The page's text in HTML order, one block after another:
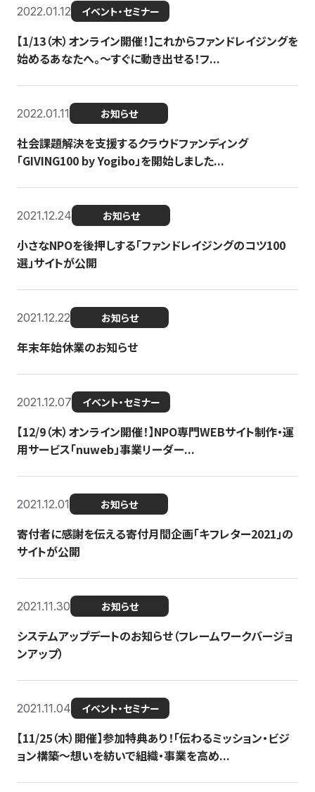
2022.01.12 イベント・セミナー
【1/13（木）オンライン開催！】これからファンドレイジングを
始めるあなたへ。〜すぐに動き出せる！フ...
2022.01.11 お知らせ
社会課題解決を支援するクラウドファンディング
「GIVING100 by Yogibo」を開始しました...
2021.12.24 お知らせ
小さなNPOを後押しする「ファンドレイジングのコツ100
選」サイトが公開
2021.12.22 お知らせ
年末年始休業のお知らせ
2021.12.07 イベント・セミナー
【12/9（木）オンライン開催！】NPO専門WEBサイト制作・運
用サービス「nuweb」事業リーダー...
2021.12.01 お知らせ
寄付者に感謝を伝える寄付月間企画「キフレター2021」の
サイトが公開
2021.11.30 お知らせ
システムアップデートのお知らせ（フレームワークバージョ
ンアップ）
2021.11.04 イベント・セミナー
【11/25（木）開催】参加特典あり！「伝わるミッション・ビジ
ョン構築〜想いを紡いで組織・事業を高め...